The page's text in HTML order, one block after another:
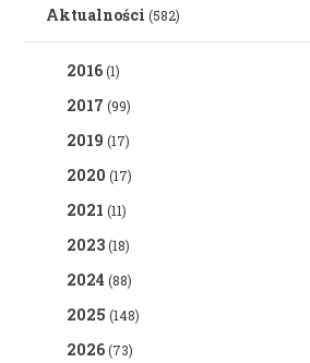
Aktualności (582)
2016(1)
2017 (99)
2019 (17)
2020 (17)
2021 (11)
2023(18)
2024 (88)
2025 (148)
2026(73)